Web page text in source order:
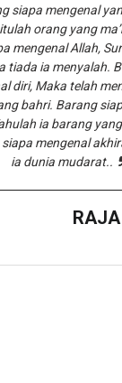
siapa mengenal
orang yang
mengenal Allah,
tiada ia menyalah.
diri, Maka telah
bahri. Barang
ia barang
mengenal
ia dunia mudarat..